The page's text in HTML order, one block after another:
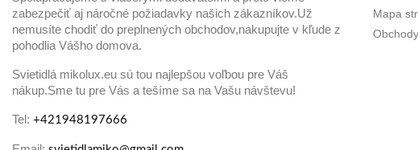
zabezpečiť aj náročné požiadavky našich zákazníkov.Už
nemusíte chodiť do preplnených obchodov,nakupujte v kľude z
pohodlia Vášho domova.
Svietidlá mikolux.eu sú tou najlepšou voľbou pre Váš
nákup.Sme tu pre Vás a tešíme sa na Vašu návštevu!
Tel: +421948197666
Mapa
Obchody